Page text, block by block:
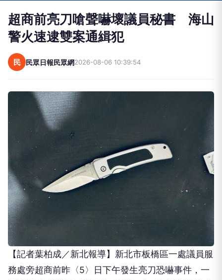
超商前亮刀嗆聲嚇壞議員秘書 海山
警火速逮雙案通緝犯
民 民眾日報民眾網2026-08-06 10:39:54
【記者葉柏成／新北報導】新北市板橋區一處議員服
務處旁超商前昨〈5〉日下午發生亮刀恐嚇事件，一